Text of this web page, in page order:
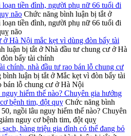
tiền đình, người phụ nữ 66 tuổi đi
não Chức năng bình luận bị tắt ở
tiền đình, người phụ nữ 66 tuổi đi
não
ở Hà Nội mắc kẹt vì dùng đòn bẩy tài
luận bị tắt ở Nhà đầu tư chung cư ở Hà
bẩy tài chính
chính, nhà đầu tư rao bán lỗ chung cư
bình luận bị tắt ở Mắc kẹt vì đòn bẩy tài
bán lỗ chung cư ở Hà Nội
hiểm thế nào? Chuyên gia hướng
bệnh tim, đột quỵ Chức năng bình
ngồi lâu nguy hiểm thế nào? Chuyên
nguy cơ bệnh tim, đột quỵ
hàng triệu gia đình có thể đang bỏ